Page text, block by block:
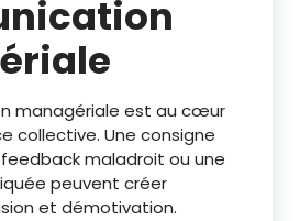
managériale est au cœur
collective. Une consigne
maladroit ou une
peuvent créer
et démotivation.